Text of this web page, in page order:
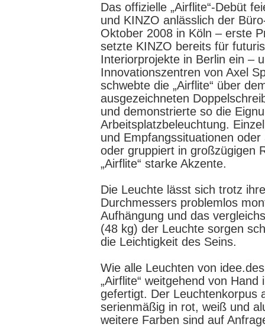
Das offizielle „Airflite“-Debüt
und KINZO anlässlich der
Oktober 2008 in Köln – erste
setzte KINZO bereits für
Interiorprojekte in Berlin ein –
Innovationszentren von Axel
schwebte die „Airflite“ über
ausgezeichneten
und demonstrierte so die
Arbeitsplatzbeleuchtung.
und Empfangssituationen
oder gruppiert in großzügigen
„Airflite“ starke Akzente.
Die Leuchte lässt sich trotz
Durchmessers problemlos
Aufhängung und das
(48 kg) der Leuchte sorgen
die Leichtigkeit des Seins.
Wie alle Leuchten von
„Airflite“ weitgehend von
gefertigt. Der Leuchtenkorpus
serienmäßig in rot, weiß und
weitere Farben sind auf